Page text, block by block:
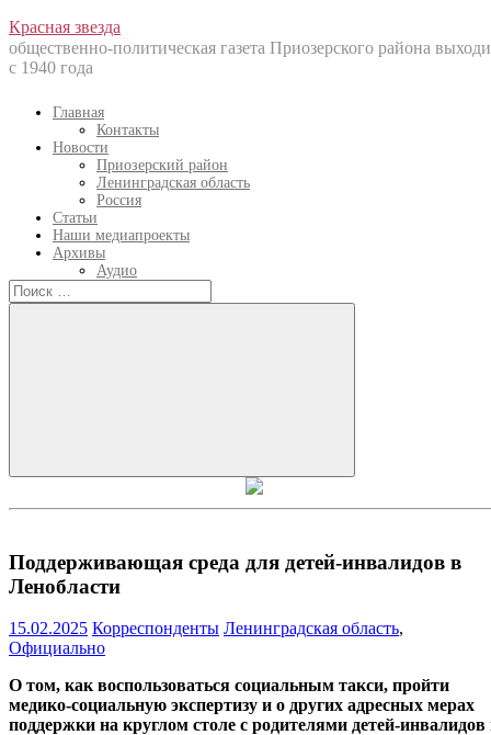
Перейти
к
содержанию
Красная звезда
общественно-политическая газета Приозерского района
с 1940 года
Главная
Контакты
Новости
Приозерский район
Ленинградская область
Россия
Статьи
Наши медиапроекты
Архивы
Аудио
Искать:
Искать
Поддерживающая среда для детей-инвалидов в
Ленобласти
15.02.2025 Корреспонденты Ленинградская область,
Официально
О том, как воспользоваться социальным такси, пройти
медико-социальную экспертизу и о других адресных мерах
поддержки на круглом столе с родителями детей-инвалидов